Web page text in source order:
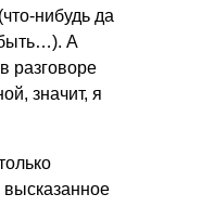
нибудь да
А
разговоре
значит, я
высказанное